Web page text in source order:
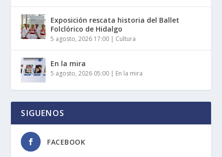
Exposición rescata historia del Ballet
Folclórico de Hidalgo
5 agosto, 2026 17:00 | Cultura
En la mira
5 agosto, 2026 05:00 | En la mira
SIGUENOS
FACEBOOK